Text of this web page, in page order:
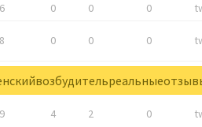
0 0 0
0 0 0
4 2 0